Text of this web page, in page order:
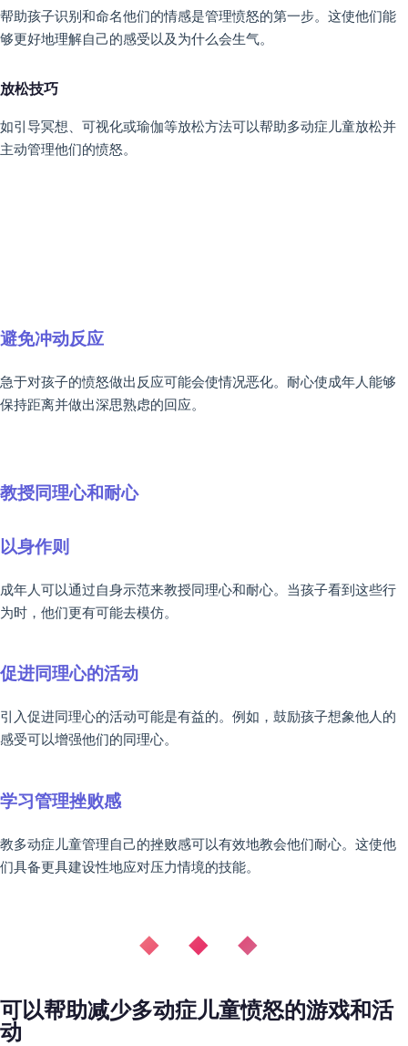
帮助孩子识别和命名他们的情感是管理愤怒的第一步。这使他们能
够更好地理解自己的感受以及为什么会生气。
放松技巧
如引导冥想、可视化或瑜伽等放松方法可以帮助多动症儿童放松并
主动管理他们的愤怒。
避免冲动反应
急于对孩子的愤怒做出反应可能会使情况恶化。耐心使成年人能够
保持距离并做出深思熟虑的回应。
教授同理心和耐心
以身作则
成年人可以通过自身示范来教授同理心和耐心。当孩子看到这些行
为时，他们更有可能去模仿。
促进同理心的活动
引入促进同理心的活动可能是有益的。例如，鼓励孩子想象他人的
感受可以增强他们的同理心。
学习管理挫败感
教多动症儿童管理自己的挫败感可以有效地教会他们耐心。这使他
们具备更具建设性地应对压力情境的技能。
◆ ◆ ◆
可以帮助减少多动症儿童愤怒的游戏和活
动